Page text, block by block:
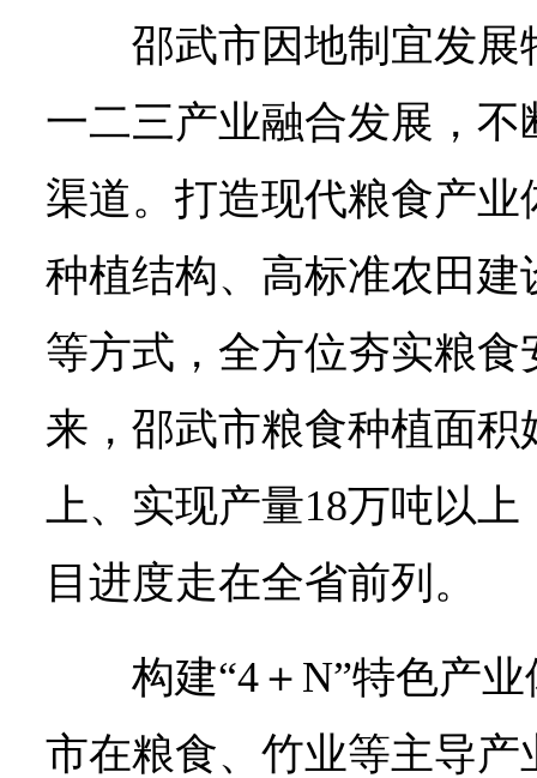
邵武市因地制宜发
一二三产业融合发展，
渠道。打造现代粮食产
种植结构、高标准农田
等方式，全方位夯实粮食
来，邵武市粮食种植面积
上、实现产量18万吨以
目进度走在全省前列。
构建“4＋N”特色产
市在粮食、竹业等主导